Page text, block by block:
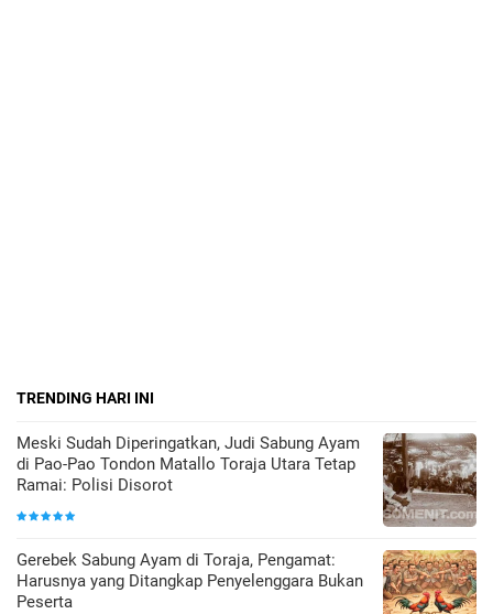
TRENDING HARI INI
Meski Sudah Diperingatkan, Judi Sabung Ayam
di Pao-Pao Tondon Matallo Toraja Utara Tetap
Ramai: Polisi Disorot
Gerebek Sabung Ayam di Toraja, Pengamat:
Harusnya yang Ditangkap Penyelenggara Bukan
Peserta